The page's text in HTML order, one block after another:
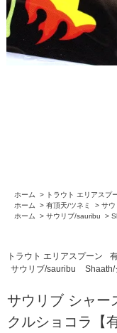
ホーム > トラウト エリアスプ
ホーム
> 有頂天/ツネミ > サウ
ホーム
> サウリブ/sauribu >
トラウト エリアスプーン
サウリブ/sauribu
Shaath/
サウリブ シャー
クルショコラ【